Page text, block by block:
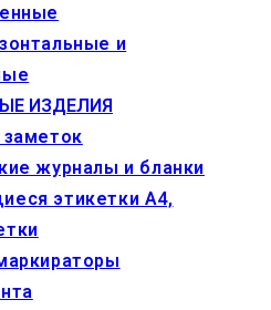
и
ИЗДЕЛИЯ
заметок
журналы и бланки
этикетки А4,